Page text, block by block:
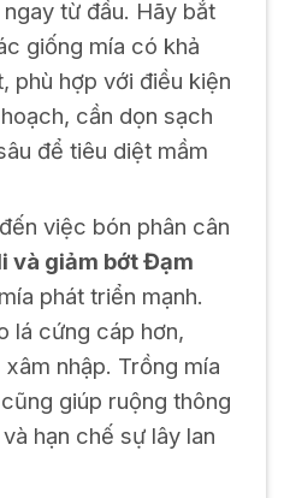
từ đầu. Hãy bắt
giống mía có khả
phù hợp với điều kiện
cần dọn sạch
để tiêu diệt mầm
việc bón phân cân
và giảm bớt Đạm
phát triển mạnh.
lá cứng cáp hơn,
nhập. Trồng mía
giúp ruộng thông
hạn chế sự lây lan